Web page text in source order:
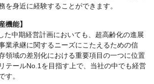
を身近に経験することができます。
機能】
た中期経営計画においても、超高齢化の進展
業承継に関するニーズにこたえるための信
領域の差別化における重要項目の一つに位置
テールNo.1を目指す上で、当社の中でも経営
す。